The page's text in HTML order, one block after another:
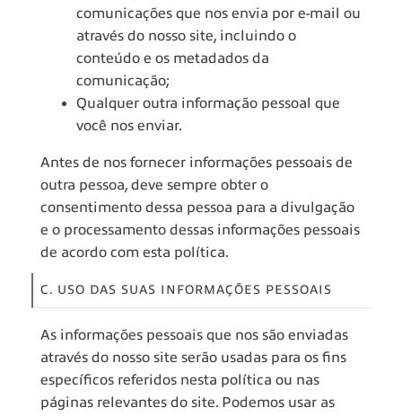
comunicações que nos envia por e-mail ou
através do nosso site, incluindo o
conteúdo e os metadados da
comunicação;
Qualquer outra informação pessoal que
você nos enviar.
Antes de nos fornecer informações pessoais de
outra pessoa, deve sempre obter o
consentimento dessa pessoa para a divulgação
e o processamento dessas informações pessoais
de acordo com esta política.
C. USO DAS SUAS INFORMAÇÕES PESSOAIS
As informações pessoais que nos são enviadas
através do nosso site serão usadas para os fins
específicos referidos nesta política ou nas
páginas relevantes do site. Podemos usar as